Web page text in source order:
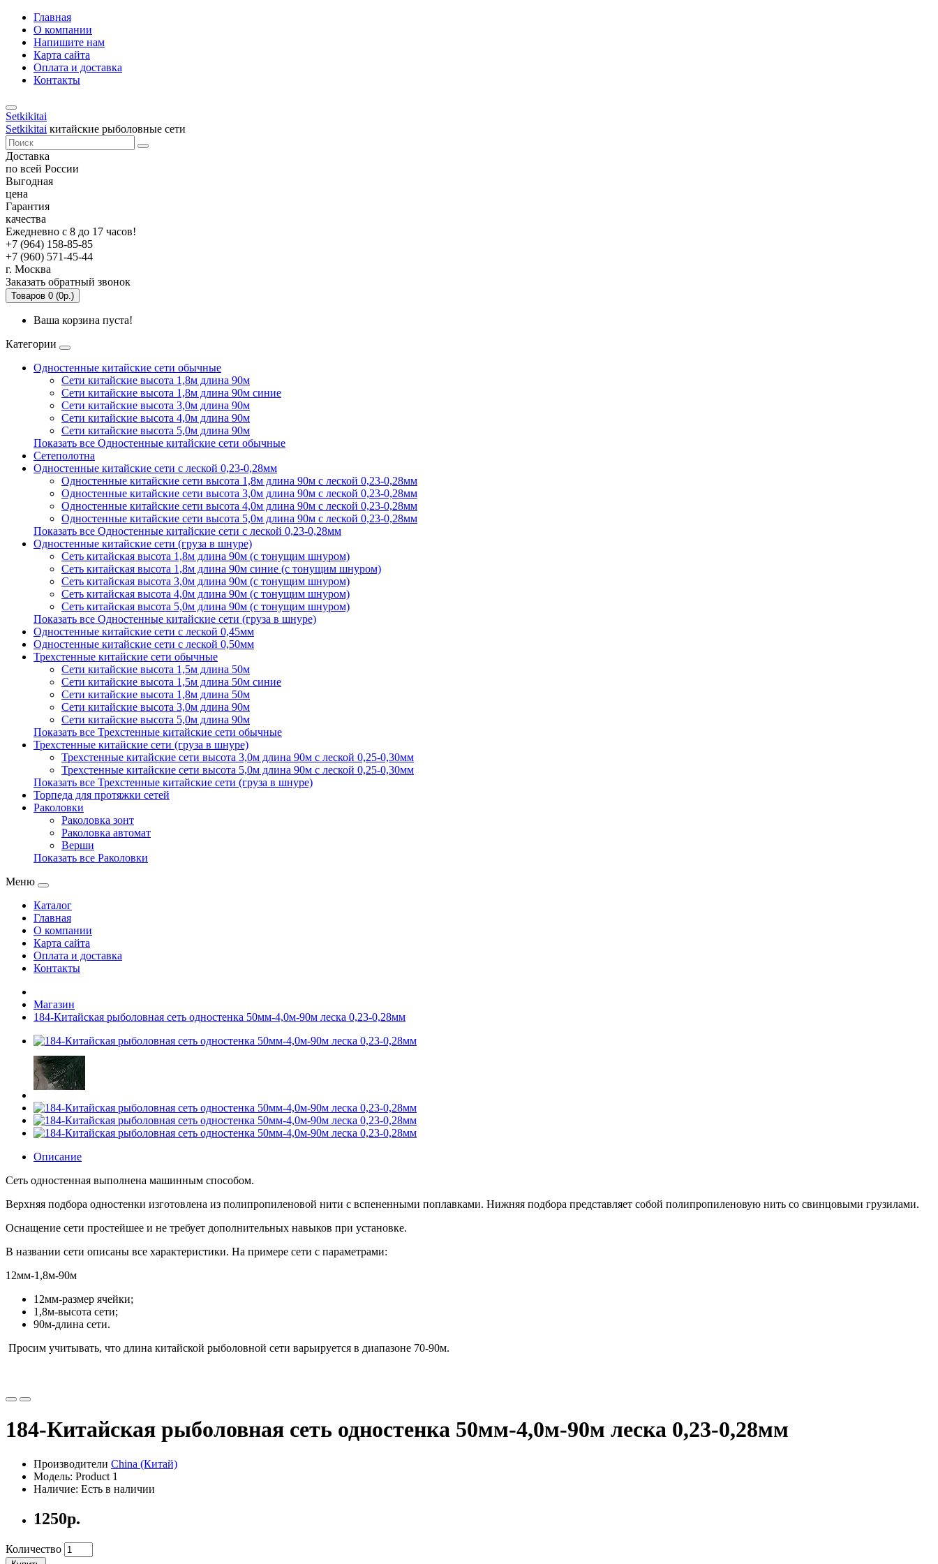
Главная
О компании
Напишите нам
Карта сайта
Оплата и доставка
Контакты
Setkikitai
Setkikitai китайские рыболовные сети
Доставка
по всей России
Выгодная
цена
Гарантия
качества
Ежедневно с 8 до 17 часов!
+7 (964) 158-85-85
+7 (960) 571-45-44
г. Москва
Заказать обратный звонок
Товаров 0 (0р.)
Ваша корзина пуста!
Категории
Одностенные китайские сети обычные
Сети китайские высота 1,8м длина 90м
Сети китайские высота 1,8м длина 90м синие
Сети китайские высота 3,0м длина 90м
Сети китайские высота 4,0м длина 90м
Сети китайские высота 5,0м длина 90м
Показать все Одностенные китайские сети обычные
Сетеполотна
Одностенные китайские сети с леской 0,23-0,28мм
Одностенные китайские сети высота 1,8м длина 90м с леской 0,23-0,28мм
Одностенные китайские сети высота 3,0м длина 90м с леской 0,23-0,28мм
Одностенные китайские сети высота 4,0м длина 90м с леской 0,23-0,28мм
Одностенные китайские сети высота 5,0м длина 90м с леской 0,23-0,28мм
Показать все Одностенные китайские сети с леской 0,23-0,28мм
Одностенные китайские сети (груза в шнуре)
Сеть китайская высота 1,8м длина 90м (с тонущим шнуром)
Сеть китайская высота 1,8м длина 90м синие (с тонущим шнуром)
Сеть китайская высота 3,0м длина 90м (с тонущим шнуром)
Сеть китайская высота 4,0м длина 90м (с тонущим шнуром)
Сеть китайская высота 5,0м длина 90м (с тонущим шнуром)
Показать все Одностенные китайские сети (груза в шнуре)
Одностенные китайские сети с леской 0,45мм
Одностенные китайские сети с леской 0,50мм
Трехстенные китайские сети обычные
Сети китайские высота 1,5м длина 50м
Сети китайские высота 1,5м длина 50м синие
Сети китайские высота 1,8м длина 50м
Сети китайские высота 3,0м длина 90м
Сети китайские высота 5,0м длина 90м
Показать все Трехстенные китайские сети обычные
Трехстенные китайские сети (груза в шнуре)
Трехстенные китайские сети высота 3,0м длина 90м с леской 0,25-0,30мм
Трехстенные китайские сети высота 5,0м длина 90м с леской 0,25-0,30мм
Показать все Трехстенные китайские сети (груза в шнуре)
Торпеда для протяжки сетей
Раколовки
Раколовка зонт
Раколовка автомат
Верши
Показать все Раколовки
Меню
Каталог
Главная
О компании
Карта сайта
Оплата и доставка
Контакты
Магазин
184-Китайская рыболовная сеть одностенка 50мм-4,0м-90м леска 0,23-0,28мм
Описание
Сеть одностенная выполнена машинным способом.
Верхняя подбора одностенки изготовлена из полипропиленовой нити с вспененными поплавками. Нижняя подбора представляет собой полипропиленовую нить со свинцовыми грузилами.
Оснащение сети простейшее и не требует дополнительных навыков при установке.
В названии сети описаны все характеристики. На примере сети с параметрами:
12мм-1,8м-90м
12мм-размер ячейки;
1,8м-высота сети;
90м-длина сети.
Просим учитывать, что длина китайской рыболовной сети варьируется в диапазоне 70-90м.
184-Китайская рыболовная сеть одностенка 50мм-4,0м-90м леска 0,23-0,28мм
Производители China (Китай)
Модель: Product 1
Наличие: Есть в наличии
1250р.
Количество